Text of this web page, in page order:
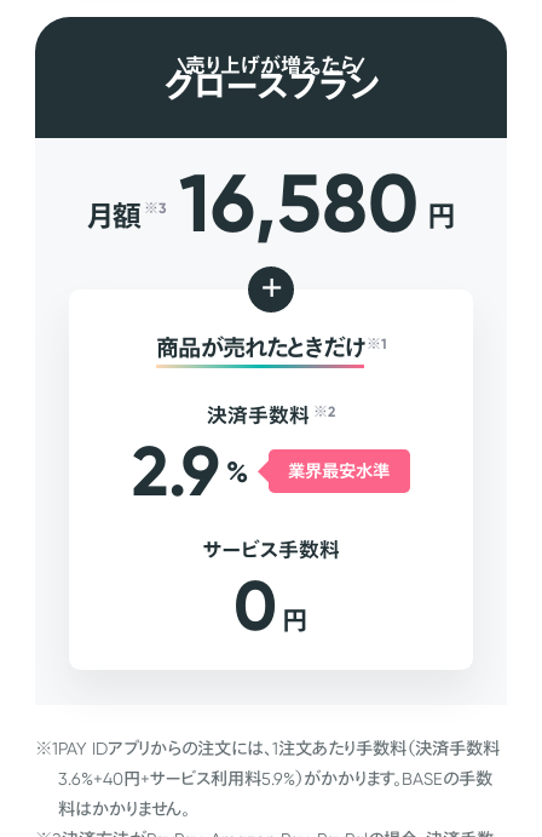
売り上げが増えたら
グロースプラン
月額 ※3 16,580 円
+
商品が売れたときだけ ※1
決済手数料 ※2
2.9 % 業界最安水準
サービス手数料
0 円
※1PAY IDアプリからの注文には、1注文あたり手数料（決済手数料
3.6%+40円+サービス利用料5.9%）がかかります。BASEの手数
料はかかりません。